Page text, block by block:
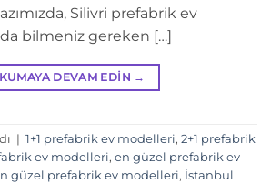
Silivri prefabrik ev
bilmeniz gereken […]
DEVAM EDIN →
| 1+1 prefabrik ev modelleri, 2+1 prefabrik
ev modelleri, en güzel prefabrik ev
güzel prefabrik ev modelleri, İstanbul